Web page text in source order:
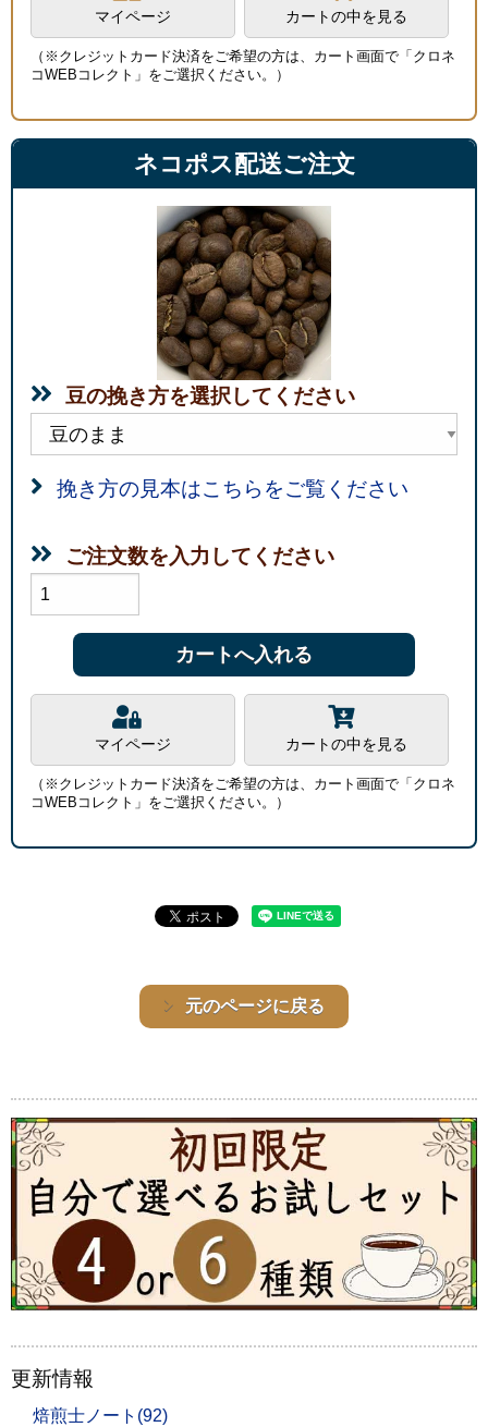
マイページ カートの中を見る
（※クレジットカード決済をご希望の方は、カート画面で「クロネ
コWEBコレクト」をご選択ください。）
ネコポス配送ご注文
豆の挽き方を選択してください
挽き方の見本はこちらをご覧ください
ご注文数を入力してください
マイページ カートの中を見る
（※クレジットカード決済をご希望の方は、カート画面で「クロネ
コWEBコレクト」をご選択ください。）
元のページに戻る
更新情報
焙煎士ノート(92)